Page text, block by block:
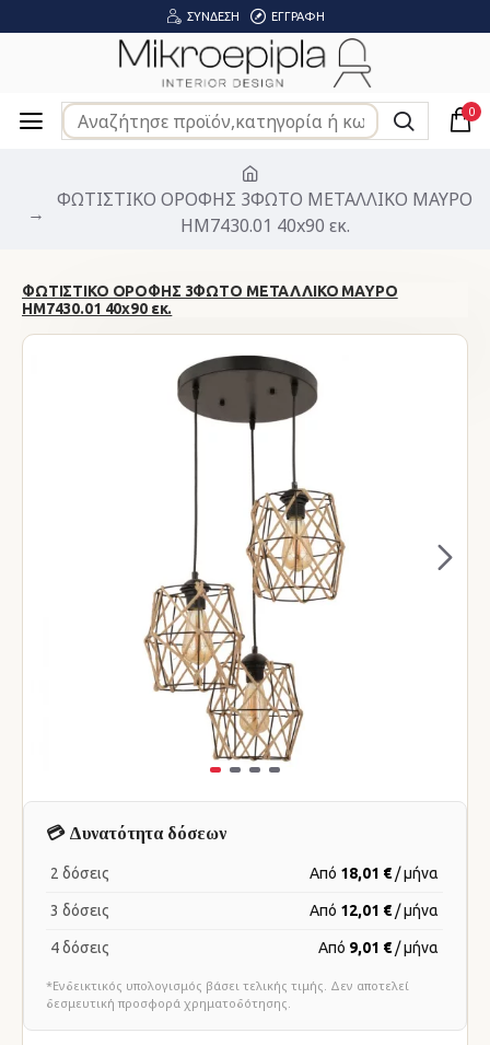
ΣΎΝΔΕΣΗ ΕΓΓΡΑΦΉ
0
ΦΩΤΙΣΤΙΚΟ ΟΡΟΦΗΣ 3ΦΩΤΟ ΜΕΤΑΛΛΙΚΟ ΜΑΥΡΟ
HM7430.01 40x90 εκ.
ΦΩΤΙΣΤΙΚΟ ΟΡΟΦΗΣ 3ΦΩΤΟ ΜΕΤΑΛΛΙΚΟ ΜΑΥΡΟ
HM7430.01 40x90 εκ.
💳 Δυνατότητα δόσεων
2 δόσεις Από 18,01 € / μήνα
3 δόσεις Από 12,01 € / μήνα
4 δόσεις Από 9,01 € / μήνα
*Ενδεικτικός υπολογισμός βάσει τελικής τιμής. Δεν αποτελεί
δεσμευτική προσφορά χρηματοδότησης.